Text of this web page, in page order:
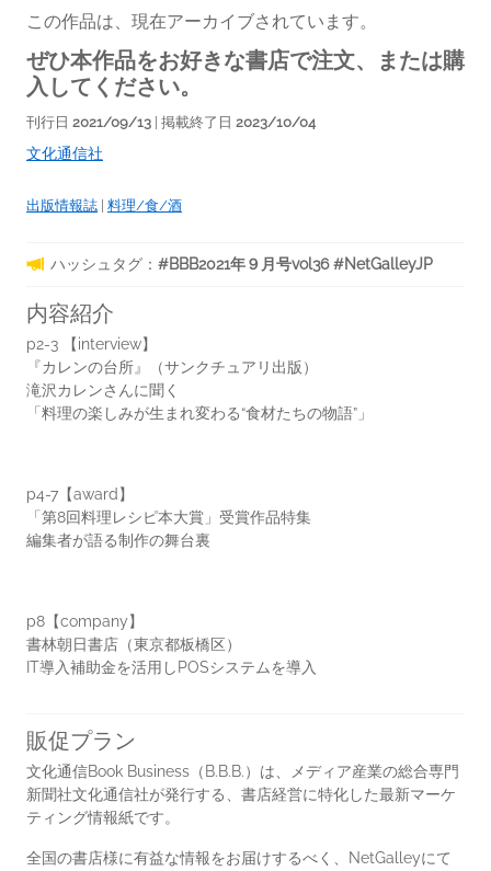
この作品は、現在アーカイブされています。
ぜひ本作品をお好きな書店で注文、または購
入してください。
刊行日 2021/09/13 | 掲載終了日 2023/10/04
文化通信社
出版情報誌 | 料理/食/酒
ハッシュタグ： #BBB2021年９月号vol36 #NetGalleyJP
内容紹介
p2-3 【interview】
『カレンの台所』（サンクチュアリ出版）
滝沢カレンさんに聞く
「料理の楽しみが生まれ変わる“食材たちの物語”」
p4-7【award】
「第8回料理レシピ本大賞」受賞作品特集
編集者が語る制作の舞台裏
p8【company】
書林朝日書店（東京都板橋区）
IT導入補助金を活用しPOSシステムを導入
販促プラン
文化通信Book Business（B.B.B.）は、メディア産業の総合専門
新聞社文化通信社が発行する、書店経営に特化した最新マーケ
ティング情報紙です。
全国の書店様に有益な情報をお届けするべく、NetGalleyにて